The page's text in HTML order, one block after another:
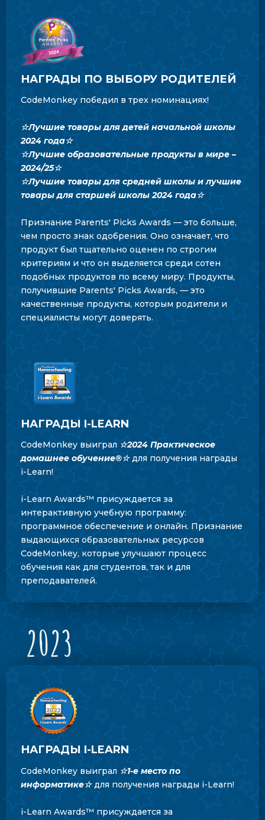
НАГРАДЫ ПО ВЫБОРУ РОДИТЕЛЕЙ
CodeMonkey победил в трех номинациях!
☆Лучшие товары для детей начальной школы
2024 года☆
☆Лучшие образовательные продукты в мире –
2024/25☆
☆Лучшие товары для средней школы и лучшие
товары для старшей школы 2024 года☆
Признание Parents' Picks Awards — это больше,
чем просто знак одобрения. Оно означает, что
продукт был тщательно оценен по строгим
критериям и что он выделяется среди сотен
подобных продуктов по всему миру. Продукты,
получившие Parents' Picks Awards, — это
качественные продукты, которым родители и
специалисты могут доверять.
НАГРАДЫ I-LEARN
CodeMonkey выиграл ☆2024 Практическое
домашнее обучение®☆ для получения награды
i-Learn!
i-Learn Awards™ присуждается за
интерактивную учебную программу:
программное обеспечение и онлайн. Признание
выдающихся образовательных ресурсов
CodeMonkey, которые улучшают процесс
обучения как для студентов, так и для
преподавателей.
2023
НАГРАДЫ I-LEARN
CodeMonkey выиграл ☆1-е место по
информатике☆ для получения награды i-Learn!
i-Learn Awards™ присуждается за